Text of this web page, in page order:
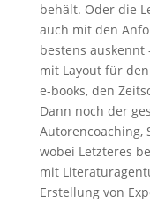
behält. Oder die
auch mit den
bestens auskennt
mit Layout für
e-books, den
Dann noch der
Autorencoaching,
wobei Letzteres
mit
Erstellung von